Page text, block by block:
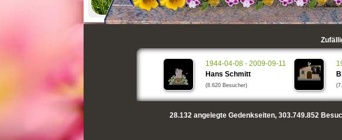
1944-04-08 - 2009-09-11
Hans Schmitt
(8.620 Besucher)
28.132angelegte Gedenkseiten, 303.749.852